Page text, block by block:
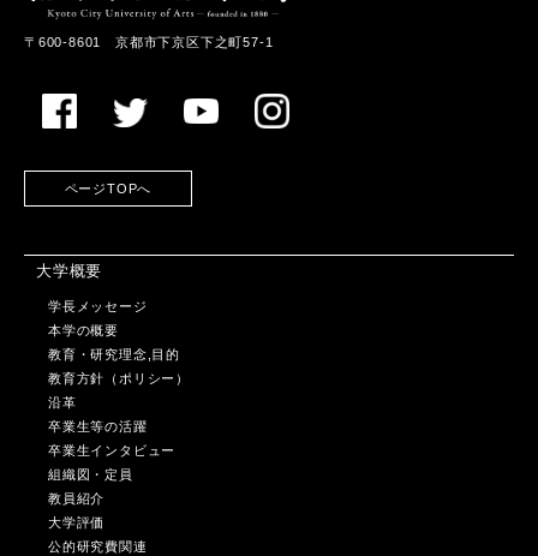
〒600-8601 京都市下京区下之町57-1
ページTOPへ
大学概要
学長メッセージ
本学の概要
教育・研究理念,目的
教育方針（ポリシー）
沿革
卒業生等の活躍
卒業生インタビュー
組織図・定員
教員紹介
大学評価
公的研究費関連